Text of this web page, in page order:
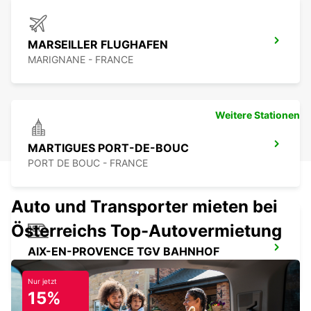
MARSEILLER FLUGHAFEN
MARIGNANE - FRANCE
MARTIGUES PORT-DE-BOUC
PORT DE BOUC - FRANCE
AIX-EN-PROVENCE TGV BAHNHOF
AIX EN PROVENCE - FRANCE
Weitere Stationen
Auto und Transporter mieten bei
Österreichs Top-Autovermietung
Nur jetzt
15%